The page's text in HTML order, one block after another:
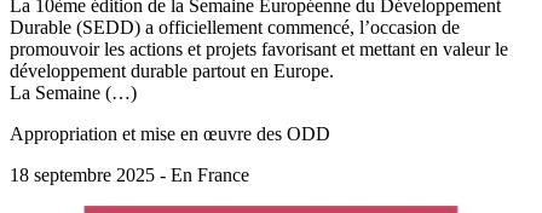
La 10ème édition de la Semaine Européenne du Développement
Durable (SEDD) a officiellement commencé, l’occasion de
promouvoir les actions et projets favorisant et mettant en valeur le
développement durable partout en Europe.
La Semaine (…)
Appropriation et mise en œuvre des ODD
18 septembre 2025 - En France